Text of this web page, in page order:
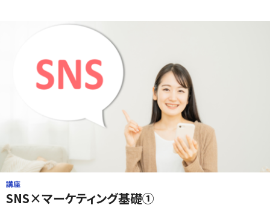
講座
SNS×マーケティング基礎①